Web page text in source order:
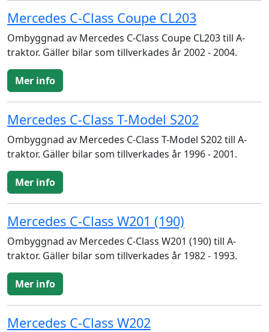
Mercedes C-Class Coupe CL203
Ombyggnad av Mercedes C-Class Coupe CL203 till A-
traktor. Gäller bilar som tillverkades år 2002 - 2004.
Mer info
Mercedes C-Class T-Model S202
Ombyggnad av Mercedes C-Class T-Model S202 till A-
traktor. Gäller bilar som tillverkades år 1996 - 2001.
Mer info
Mercedes C-Class W201 (190)
Ombyggnad av Mercedes C-Class W201 (190) till A-
traktor. Gäller bilar som tillverkades år 1982 - 1993.
Mer info
Mercedes C-Class W202